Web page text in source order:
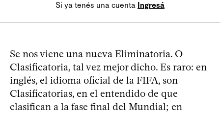
Si ya tenés una cuenta Ingresá
Se nos viene una nueva Eliminatoria. O
Clasificatoria, tal vez mejor dicho. Es raro: en
inglés, el idioma oficial de la FIFA, son
Clasificatorias, en el entendido de que
clasifican a la fase final del Mundial; en